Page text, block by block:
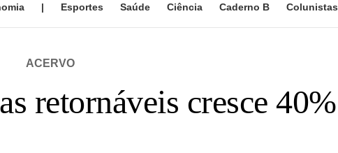
| Esportes Saúde Ciência Caderno B Colunistas
ACERVO
retornáveis cresce 40%